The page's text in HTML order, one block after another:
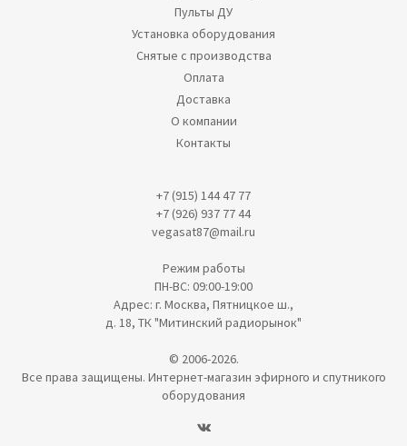
Пульты ДУ
Установка оборудования
Снятые с производства
Оплата
Доставка
О компании
Контакты
+7 (915) 144 47 77
+7 (926) 937 77 44
vegasat87@mail.ru
Режим работы
ПН-ВС: 09:00-19:00
Адрес: г. Москва, Пятницкое ш.,
д. 18, ТК "Митинский радиорынок"
© 2006-2026.
Все права защищены. Интернет-магазин эфирного и спутникого
оборудования